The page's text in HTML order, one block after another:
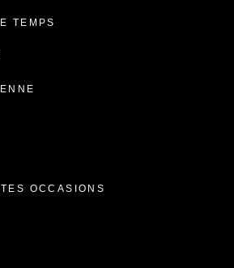
TEMPS
OCCASIONS